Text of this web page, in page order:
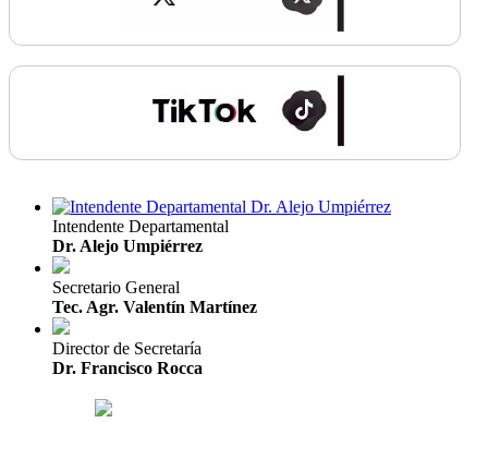
Intendente Departamental
Dr. Alejo Umpiérrez
Secretario General
Tec. Agr. Valentín Martínez
Director de Secretaría
Dr. Francisco Rocca